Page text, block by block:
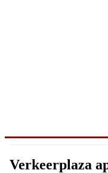
Verkeerplaza